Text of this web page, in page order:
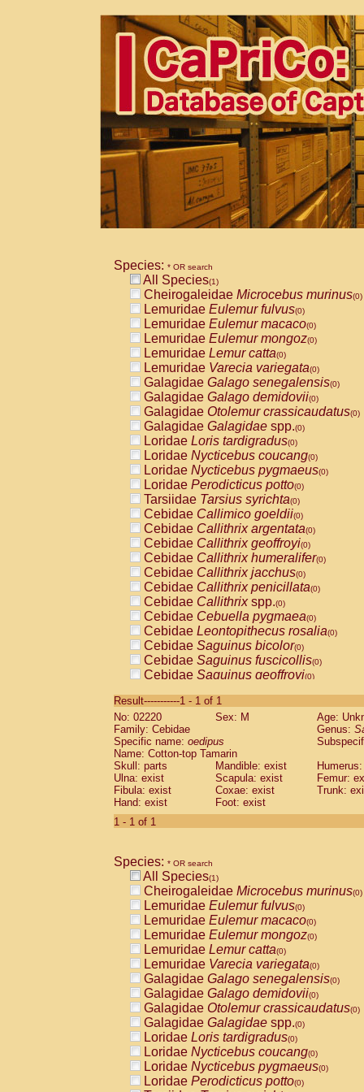
Species: * OR search
All Species(1)
Cheirogaleidae Microcebus murinus(0)
Lemuridae Eulemur fulvus(0)
Lemuridae Eulemur macaco(0)
Lemuridae Eulemur mongoz(0)
Lemuridae Lemur catta(0)
Lemuridae Varecia variegata(0)
Galagidae Galago senegalensis(0)
Galagidae Galago demidovii(0)
Galagidae Otolemur crassicaudatus(0)
Galagidae Galagidae spp.(0)
Loridae Loris tardigradus(0)
Loridae Nycticebus coucang(0)
Loridae Nycticebus pygmaeus(0)
Loridae Perodicticus potto(0)
Tarsiidae Tarsius syrichta(0)
Cebidae Callimico goeldii(0)
Cebidae Callithrix argentata(0)
Cebidae Callithrix geoffroyi(0)
Cebidae Callithrix humeralifer(0)
Cebidae Callithrix jacchus(0)
Cebidae Callithrix penicillata(0)
Cebidae Callithrixspp.(0)
Cebidae Cebuella pygmaea(0)
Cebidae Leontopithecus rosalia(0)
Cebidae Saguinus bicolor(0)
Cebidae Saguinus fuscicollis(0)
Cebidae Saguinus geoffroyi(0)
CebidaeSaguinus labiatus(0)
Cebidae Saguinus leucopus (0)
Cebidae
CebidaeSaguinus mystax
Cebidae Saguinus nigricollis (0)
Cebidae Saguinus oedipus
Cebidae Saguinus weddelli
Cebidae Saguinusspp.
Cebidae
CebidaeCebus capucinus
CebidaeCebus nigrivittatus
CebidaeCebus spp.(0)
CebidaeSaimiri boliviensis(0)
CebidaeSaimiri sciureus(0)
AtelidaeAlouatta caraya(0)
AtelidaeAlouatta fusca(0)
AtelidaeAlouatta seniculus(0)
AtelidaeAlouattaspp.(0)
AtelidaeAteles belzebuth(0)
AtelidaeAteles geoffroyi(0)
AtelidaeAteles paniscus(0)
AtelidaeAtelesspp.(0)
AtelidaeLagothrix lagothricha(0)
AtelidaeLagothrix lagothricha cana
PitheciidaeCacajao calvus
Result-----------1 - 1 of 1
No: 02220
Sex: M
Age:
Family: Cebidae
Genus:
Specific name: oedipus
Name: Cotton-top Tamarin
Skull: parts
Mandible: exist
Ulna: exist
Scapula: exist
Femur:
Fibula: exist
Coxae: exist
Trunk:
Hand: exist
Foot: exist
1 - 1 of 1
Species: * OR search
All Species(1)
Cheirogaleidae Microcebus murinus(0)
Lemuridae Eulemur fulvus(0)
Lemuridae Eulemur macaco(0)
Lemuridae Eulemur mongoz(0)
Lemuridae Lemur catta(0)
Lemuridae Varecia variegata(0)
Galagidae Galago senegalensis(0)
Galagidae Galago demidovii(0)
Galagidae Otolemur crassicaudatus(0)
Galagidae Galagidae spp.(0)
Loridae Loris tardigradus(0)
Loridae Nycticebus coucang(0)
Loridae Nycticebus pygmaeus(0)
Loridae Perodicticus potto(0)